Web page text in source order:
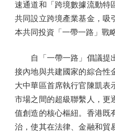
速通道和「跨境數據流動特
共同設立跨境產業基金，吸
本共同投資「一帶一路」戰
自「一帶一路」倡議提
接內地與共建國家的綜合性
大中華區首席執行官陳凱表
市場之間的超級聯繫人，更
值創造的核心樞紐。香港既
治，使其在法律、金融和貿